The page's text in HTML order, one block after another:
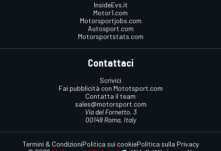
InsideEvs.it
Motor1.com
Motorsportjobs.com
Autosport.com
Motorsportstats.com
Contattaci
Scrivici
Fai pubblicità con Mototsport.com
Contatta il team
sales@motorsport.com
Via del Fornetto, 3
00149 Roma, Italy
Termini & CondizioniPolitica sui cookiePolitica sulla Privacy